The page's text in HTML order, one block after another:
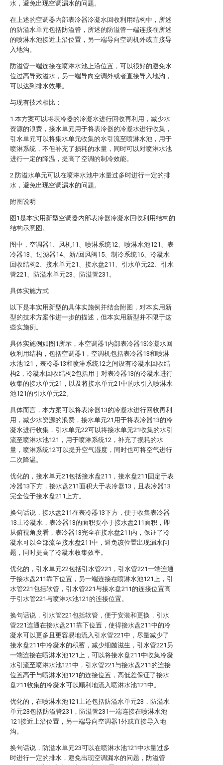
水，避免出现空调漏水的问题。
在上述的空调器内部表冷器冷凝水回收利用结构中，所述
的防溢水单元包括防溢管，所述的防溢管一端连接在所述
的喷淋水池接近上沿位置，另一端导向空调机外或直接导
入地沟。
防溢管一端连接在喷淋水池上沿位置，可以很好的避免水
位过高导致溢水，另一端导向空调外或者直接导入地沟，
可以达到排水效果。
与现有技术相比：
1.本方案可以将表冷器的冷凝水进行回收再利用，减少水
资源的浪费，接水单元用于将表冷器的冷凝水进行收集，
引水单元可以将集水单元收集的水引流至喷淋水池，用于
喷淋系统，不但补充了损耗的水量，同时可以对喷淋水池
进行一定的降温，提高了空调的制冷效能。
2.防溢水单元可以在喷淋水池中水量过多时进行一定的排
水，避免出现空调漏水的问题。
附图说明
图1是本实用新型空调器内部表冷器冷凝水回收利用结构的
结构示意图。
图中，空调器1、风机11、喷淋系统12、喷淋水池121、表
冷器13、过滤器14、新/回风阀15、制冷系统16、冷凝水
回收结构2、接水单元21、接水盘211、引水单元22、引水
管221、防溢水单元23、防溢管231。
具体实施方式
以下是本实用新型的具体实施例并结合附图，对本实用新
型的技术方案作进一步的描述，但本实用新型并不限于这
些实施例。
具体实施例如图1所示，本空调器1内部表冷器13冷凝水回
收利用结构，包括空调器1，空调机包括表冷器13和喷淋
水池121，表冷器13和喷淋系统12之间设有冷凝水回收结
构2，冷凝水回收结构2包括用于对表冷器13的冷凝水进行
收集的接水单元21，以及将接水单元21中的水引入喷淋水
池121的引水单元22。
具体而言，本方案可以将表冷器13的冷凝水进行回收再利
用，减少水资源的浪费，接水单元21用于将表冷器13的冷
凝水进行收集，引水单元22可以将接水单元21收集的水引
流至喷淋水池121，用于喷淋系统12，补充了损耗的水
量，喷淋系统12可以提升空气湿度，同时也可将空气进行
二次降温。
优化的，接水单元21包括接水盘211，接水盘211固定于表
冷器13下方，接水盘211面积大于表冷器13，且表冷器13
完全位于接水盘211上方。
换句话说，接水盘211在表冷器13下方，便于收集表冷器
13上冷凝水，表冷器13的面积要小于接水盘211面积，即
从俯视角度看，表冷器13完全在接水盘211内，保证了冷
凝水可以全部流至接水盘211中，避免该位置出现漏水问
题，同时提高了冷凝水收集效率。
优化的，引水单元22包括引水管221，引水管221一端连通
于接水盘211靠下位置，另一端连接在喷淋水池121上，引
水管221包括软管，引水管221与接水盘211的连接位置高
于引水管221与喷淋水池121的连接位置。
换句话说，引水管221包括软管，便于安装和更换，引水
管221连通在接水盘211靠下位置，使得接水盘211中的冷
凝水可以更多且更容易地流入引水管221中，尽量减少了
接水盘211中冷凝水的积蓄，减少细菌滋生，引水管221另
一端连接在喷淋水池121上，可以将接水盘211中收集冷凝
水引流至喷淋水池121中，引水管221与接水盘211的连接
位置高于与喷淋水池121的连接位置，高低差保证了接水
盘211收集的冷凝水可以顺利地流入喷淋水池121中。
优化的，在喷淋水池121上还包括防溢水单元23，防溢水
单元23包括防溢管231，防溢管231一端连接在喷淋水池
121接近上沿位置，另一端导向空调器1外或直接导入地
沟。
换句话说，防溢水单元23可以在喷淋水池121中水量过多
时进行一定的排水，避免出现空调漏水的问题，防溢管